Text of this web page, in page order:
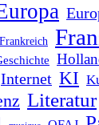
Frankreich
Internet KI
Literatur